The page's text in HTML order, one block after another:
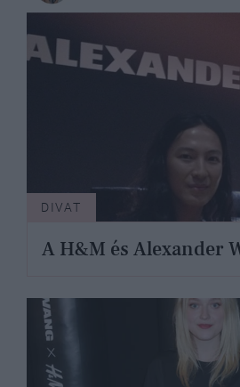
DIVAT
A H&M és Alexander